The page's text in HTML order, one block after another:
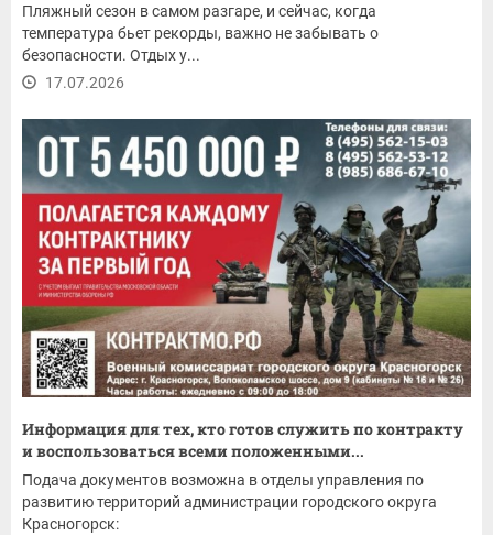
Пляжный сезон в самом разгаре, и сейчас, когда
температура бьет рекорды, важно не забывать о
безопасности. Отдых у...
17.07.2026
Информация для тех, кто готов служить по контракту
и воспользоваться всеми положенными...
Подача документов возможна в отделы управления по
развитию территорий администрации городского округа
Красногорск: